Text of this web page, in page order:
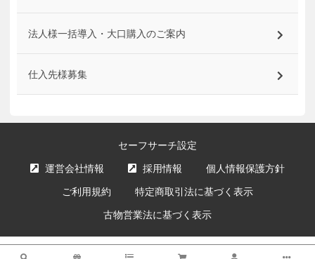
法人様一括導入・大口購入のご案内
仕入先様募集
セーフサーチ設定
運営会社情報 採用情報 個人情報保護方針
ご利用規約 特定商取引法に基づく表示
古物営業法に基づく表示